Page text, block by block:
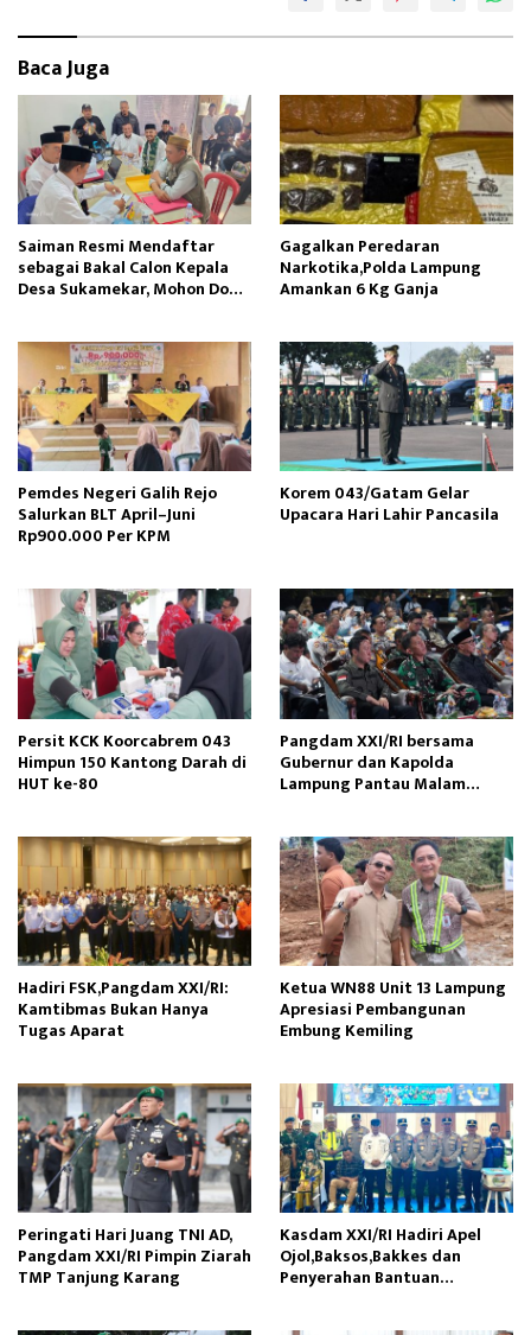
k o
n
Baca Juga
Saiman Resmi Mendaftar
sebagai Bakal Calon Kepala
Desa Sukamekar, Mohon Doa
Gagalkan Peredaran
Narkotika,Polda Lampung
Amankan 6 Kg Ganja
Pemdes Negeri Galih Rejo
Salurkan BLT April–Juni
Rp900.000 Per KPM
Korem 043/Gatam Gelar
Upacara Hari Lahir Pancasila
Persit KCK Koorcabrem 043
Himpun 150 Kantong Darah di
HUT ke-80
Pangdam XXI/RI bersama
Gubernur dan Kapolda
Lampung Pantau Malam
Hadiri FSK,Pangdam XXI/RI:
Kamtibmas Bukan Hanya
Tugas Aparat
Ketua WN88 Unit 13 Lampung
Apresiasi Pembangunan
Embung Kemiling
Peringati Hari Juang TNI AD,
Pangdam XXI/RI Pimpin Ziarah
TMP Tanjung Karang
Kasdam XXI/RI Hadiri Apel
Ojol,Baksos,Bakkes dan
Penyerahan Bantuan